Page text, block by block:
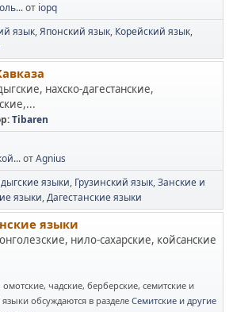
от iopq
язык Японский язык Корейский язык
нахско-дагестанские,
Tibaren
отAgnius
языки Грузинский язык Занские и
языки Дагестанские языки
языки
нило-сахарские, койсанские
чадские, берберские, семитские и
языки обсуждаются в разделе Семитские и другие